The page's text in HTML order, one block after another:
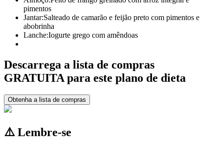
pimentos
Jantar:Salteado de camarão e feijão preto com pimentos e
abobrinha
Lanche:Iogurte grego com amêndoas
Descarrega a lista de compras
GRATUITA para este plano de dieta
Obtenha a lista de compras
⚠️ Lembre-se